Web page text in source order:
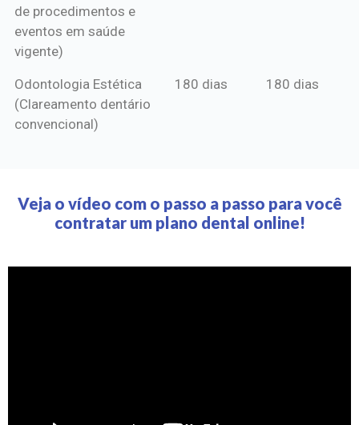
de procedimentos e
eventos em saúde
vigente)
Odontologia Estética
(Clareamento dentário
convencional)
180 dias 180 dias
Veja o vídeo com o passo a passo para você
contratar um plano dental online!